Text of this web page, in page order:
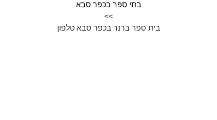
בתי ספר בכפר סבא
>>
בית ספר ברנר בכפר סבא טלפון